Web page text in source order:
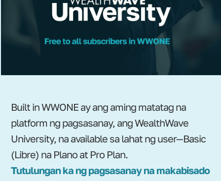
Built in WWONE ay ang aming matatag na
platform ng pagsasanay, ang WealthWave
University, na available sa lahat ng user—Basic
(Libre) na Plano at Pro Plan.
Tutulungan ka ng pagsasanay na makabisado